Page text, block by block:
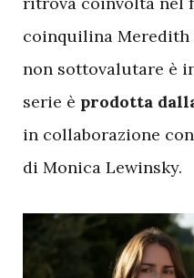
coinquilina Meredith
non sottovalutare è
serie è prodotta
in collaborazione
di Monica Lewinsky.